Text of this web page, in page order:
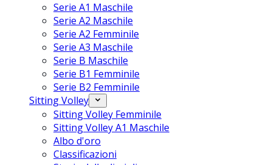
Serie A1 Maschile
Serie A2 Maschile
Serie A2 Femminile
Serie A3 Maschile
Serie B Maschile
Serie B1 Femminile
Serie B2 Femminile
Sitting Volley
Sitting Volley Femminile
Sitting Volley A1 Maschile
Albo d'oro
Classificazioni